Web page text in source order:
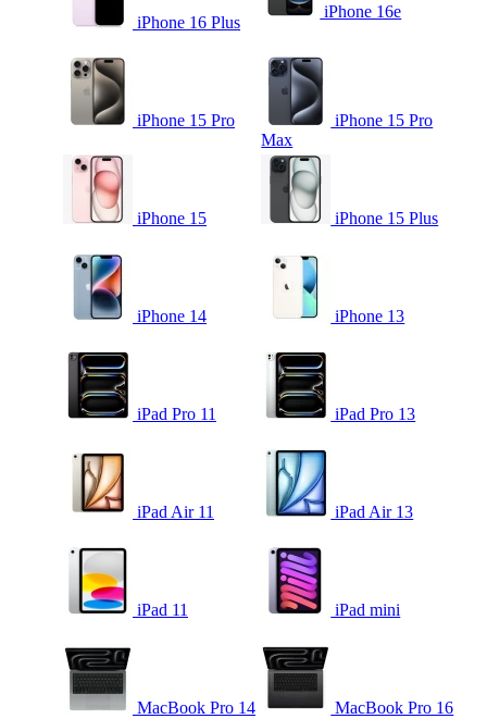
iPhone 16 Plus
iPhone 16e
iPhone 15 Pro
iPhone 15 Pro
Max
iPhone 15 iPhone 15 Plus
iPhone 14 iPhone 13
iPad Pro 11 iPad Pro 13
iPad Air 11 iPad Air 13
iPad 11 iPad mini
MacBook Pro 14 MacBook Pro 16